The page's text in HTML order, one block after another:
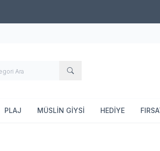
PLAJ MÜSLİN GİYSİ HEDİYE